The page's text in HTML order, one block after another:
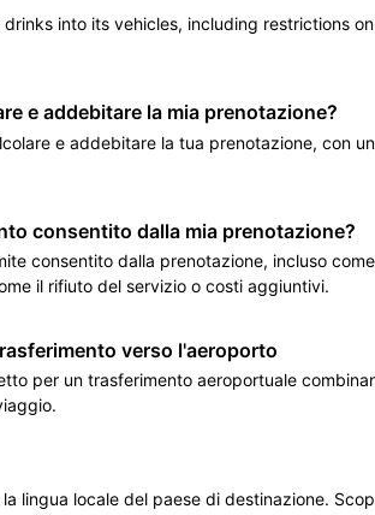
into its vehicles, including restrictions
e addebitare la mia prenotazione?
e addebitare la tua prenotazione, con
consentito dalla mia prenotazione?
consentito dalla prenotazione, incluso
il rifiuto del servizio o costi aggiuntivi.
verso l'aeroporto
per un trasferimento aeroportuale
lingua locale del paese di destinazione.